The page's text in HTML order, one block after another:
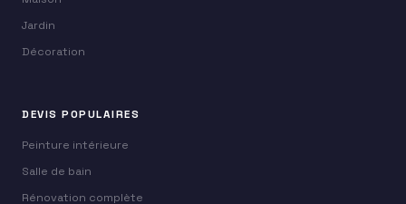
Jardin
Décoration
DEVIS POPULAIRES
Peinture intérieure
Salle de bain
Rénovation complète